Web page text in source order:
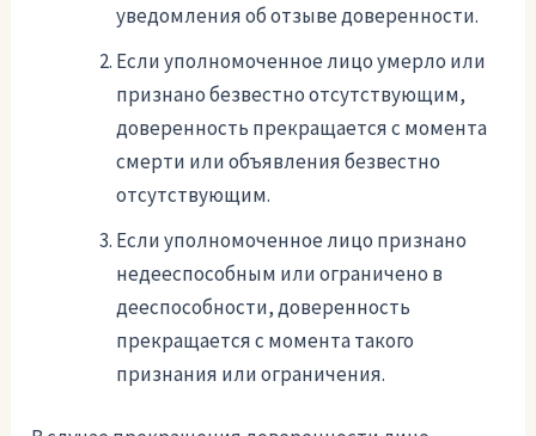
уведомления об отзыве доверенности.
Если уполномоченное лицо умерло или
признано безвестно отсутствующим,
доверенность прекращается с момента
смерти или объявления безвестно
отсутствующим.
Если уполномоченное лицо признано
недееспособным или ограничено в
дееспособности, доверенность
прекращается с момента такого
признания или ограничения.